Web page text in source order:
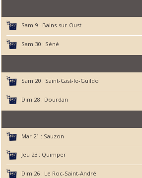
Sam 9 : Bains-sur-Oust
Sam 30 : Séné
Sam 20 : Saint-Cast-le-Guildo
Dim 28 : Dourdan
Mar 21 : Sauzon
Jeu 23 : Quimper
Dim 26 : Le Roc-Saint-André